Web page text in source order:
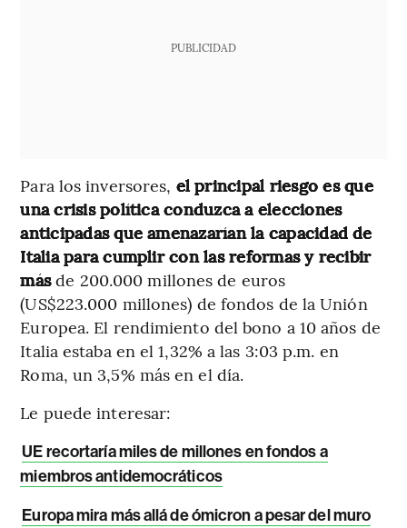
PUBLICIDAD
Para los inversores, el principal riesgo es que
una crisis política conduzca a elecciones
anticipadas que amenazarían la capacidad de
Italia para cumplir con las reformas y recibir
másde 200.000 millones de euros
(US$223.000 millones) de fondos de la Unión
Europea. El rendimiento del bono a 10 años de
Italia estaba en el 1,32% a las 3:03 p.m. en
Roma, un 3,5% más en el día.
Le puede interesar:
UE recortaría miles de millones en fondos a
miembros antidemocráticos
Europa mira más allá de ómicron a pesar del muro